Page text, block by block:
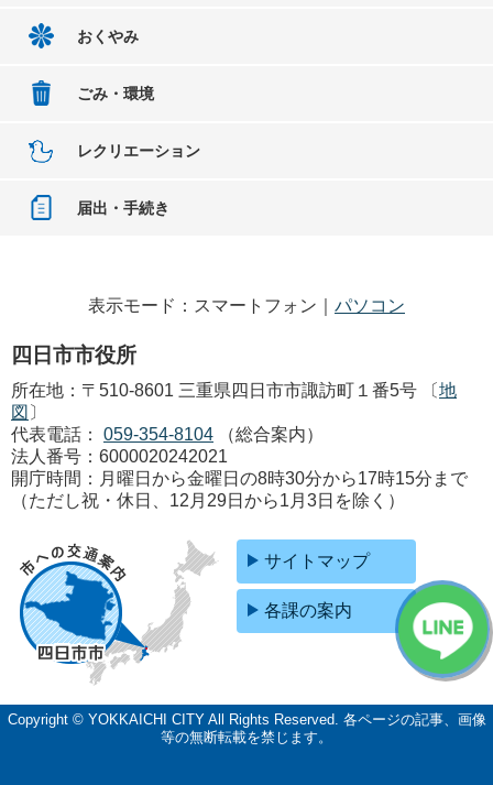
おくやみ
ごみ・環境
レクリエーション
届出・手続き
表示モード：スマートフォン｜ パソコン
四日市市役所
所在地：〒510-8601 三重県四日市市諏訪町１番5号 〔地
図 〕
代表電話：
059-354-8104
（総合案内）
法人番号：6000020242021
開庁時間：月曜日から金曜日の8時30分から17時15分まで
（ただし祝・休日、12月29日から1月3日を除く）
サイトマップ
各課の案内
Copyright © YOKKAICHI CITY All Rights Reserved. 各ページの記事、画像
等の無断転載を禁じます。